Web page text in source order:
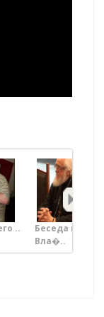
..
Беседа прот.
Вла�..